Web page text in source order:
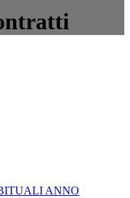
ANNO